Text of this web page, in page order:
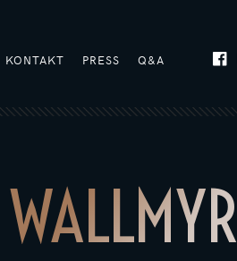
KONTAKT PRESS Q&A